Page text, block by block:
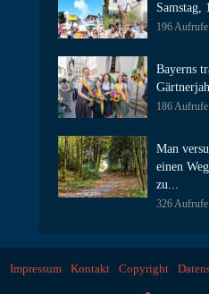
Samstag,
196 Aufrufe
Bayerns
186 Aufrufe
Man
einen
zu...
326 Aufrufe
Impressum Kontakt Copyright